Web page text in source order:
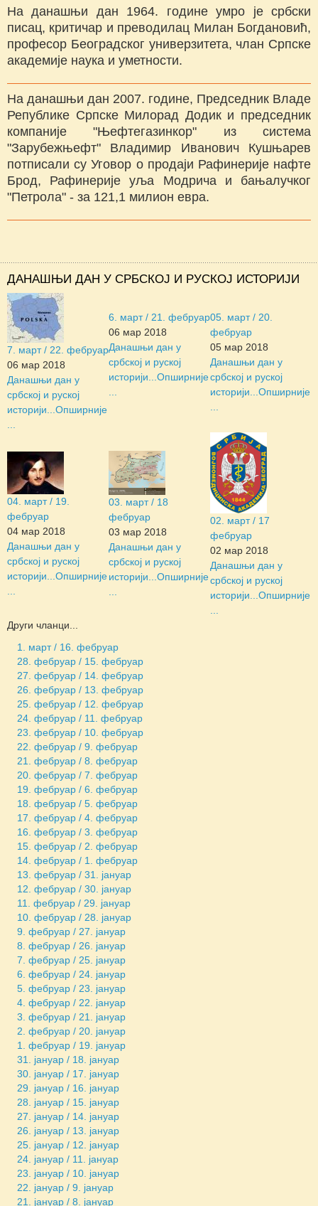
На данашњи дан 1964. године умро је србски
писац, критичар и преводилац Милан Богдановић,
професор Београдског универзитета, члан Српске
академије наука и уметности.
На данашњи дан 2007. године, Председник Владе
Републике Српске Милорад Додик и председник
компаније "Њефтегазинкор" из система
"Зарубежњефт" Владимир Иванович Кушњарев
потписали су Уговор о продаји Рафинерије нафте
Брод, Рафинерије уља Модрича и бањалучког
"Петрола" - за 121,1 милион евра.
ДАНАШЊИ ДАН У СРБСКОЈ И РУСКОЈ ИСТОРИЈИ
7. март / 22. фебруар
06 мар 2018
Данашњи дан у
србској и руској
историји... Опширније
6. март / 21. фебруар
06 мар 2018
Данашњи дан у
србској и руској
историји... Опширније
05. март / 20.
фебруар
05 мар 2018
Данашњи дан у
србској и руској
историји... Опширније
04. март / 19.
фебруар
04 мар 2018
Данашњи дан у
србској и руској
историји... Опширније
03. март / 18
фебруар
03 мар 2018
Данашњи дан у
србској и руској
историји... Опширније
02. март / 17
фебруар
02 мар 2018
Данашњи дан у
србској и руској
историји... Опширније
Други чланци...
1. март / 16. фебруар
28. фебруар / 15. фебруар
27. фебруар / 14. фебруар
26. фебруар / 13. фебруар
25. фебруар / 12. фебруар
24. фебруар / 11. фебруар
23. фебруар / 10. фебруар
22. фебруар / 9. фебруар
21. фебруар / 8. фебруар
20. фебруар / 7. фебруар
19. фебруар / 6. фебруар
18. фебруар / 5. фебруар
17. фебруар / 4. фебруар
16. фебруар / 3. фебруар
15. фебруар / 2. фебруар
14. фебруар / 1. фебруар
13. фебруар / 31. јануар
12. фебруар / 30. јануар
11. фебруар / 29. јануар
10. фебруар / 28. јануар
9. фебруар / 27. јануар
8. фебруар / 26. јануар
7. фебруар / 25. јануар
6. фебруар / 24. јануар
5. фебруар / 23. јануар
4. фебруар / 22. јануар
3. фебруар / 21. јануар
2. фебруар / 20. јануар
1. фебруар / 19. јануар
31. јануар / 18. јануар
30. јануар / 17. јануар
29. јануар / 16. јануар
28. јануар / 15. јануар
27. јануар / 14. јануар
26. јануар / 13. јануар
25. јануар / 12. јануар
24. јануар / 11. јануар
23. јануар / 10. јануар
22. јануар / 9. јануар
21. јануар / 8. јануар